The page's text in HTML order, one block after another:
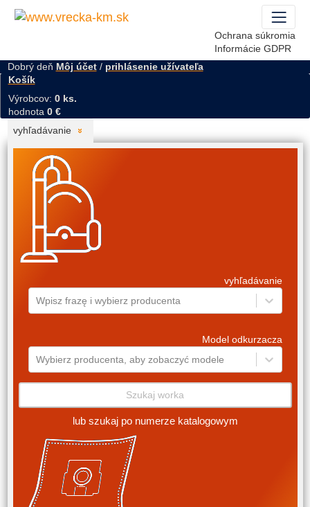
Ochrana súkromia
Informácie GDPR
Dobrý deň Môj účet/ prihlásenie užívateľa
Košík
Výrobcov: 0 ks.
hodnota 0 €
vyhľadávanie
vyhľadávanie
Wpisz frazę i wybierz producenta
Model odkurzacza
Wybierz producenta, aby zobaczyć modele
Szukaj worka
lub szukaj po numerze katalogowym